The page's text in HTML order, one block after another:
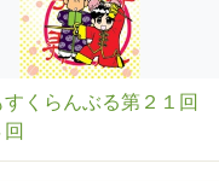
くらんぶる第２１回